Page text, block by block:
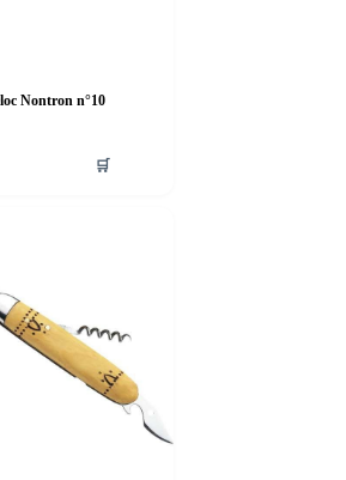
Nontron n°10
🛒